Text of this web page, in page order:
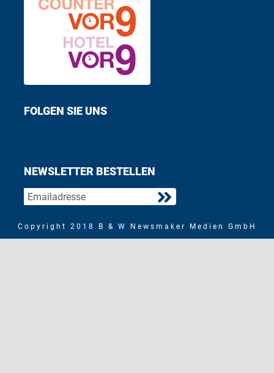
FOLGEN SIE UNS
NEWSLETTER BESTELLEN
Copyright 2018 B & W Newsmaker Medien GmbH